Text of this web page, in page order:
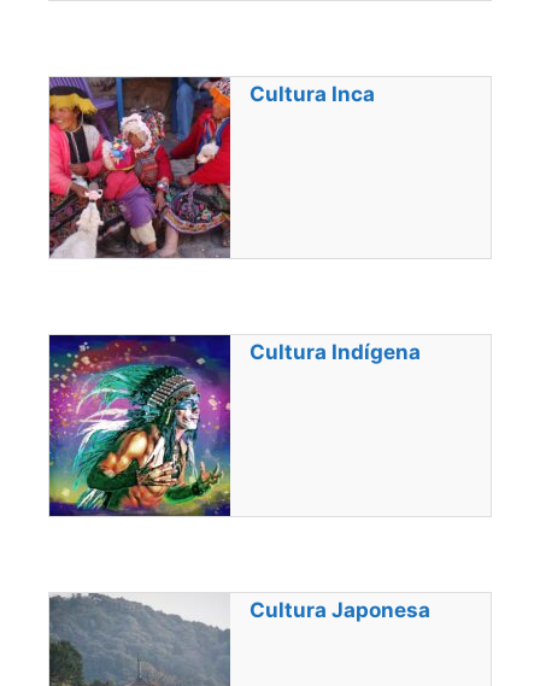
Cultura Inca
Cultura Indígena
Cultura Japonesa